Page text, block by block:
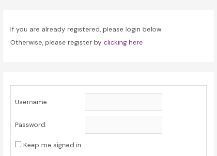
If you are already registered, please login below.
Otherwise, please register byclicking here
Username:
Password:
Keep me signed in